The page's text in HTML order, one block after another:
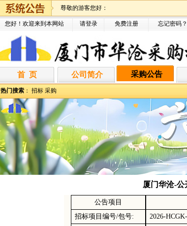
尊敬的游客您好：
您好！欢迎来到本网站 请登录 免费注册 忘记密码？
首 页 公司简介 采购公告
热门搜索 ： 招标 采购
厦门华沧-公
公告项目
招标项目编号/包号: 2026-